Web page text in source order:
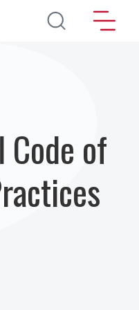
al contenido principal
of